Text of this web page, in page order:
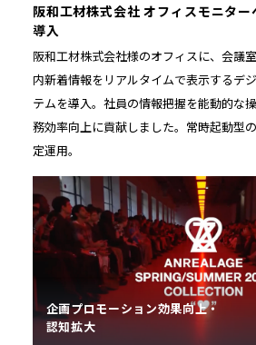
阪和工材株式会社 オフィスモニタ
導入
阪和工材株式会社様のオフィスに、会議
内新着情報をリアルタイムで表示するデ
テムを導入。社員の情報把握を能動的な
務効率向上に貢献しました。常時起動型
定運用。
企画プロモーション効果向上
認知拡大